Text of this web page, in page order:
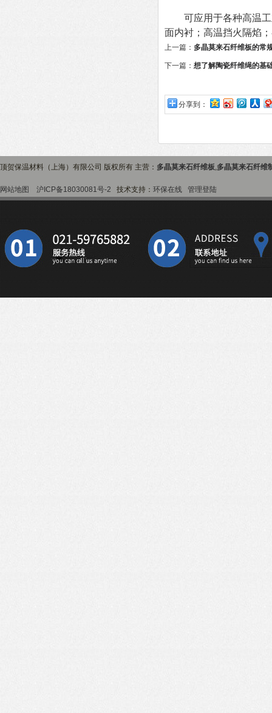
可应用于各种高温工
面内衬；高温挡火隔焰
上一篇： 多晶莫来石纤维板的常
下一篇： 想了解陶瓷纤维绳的基
分享到：
顶贺保温材料（上海）有限公司 版权所有 主营： 多晶莫来石纤维板,多晶莫来石纤维
网站地图 沪ICP备18030081号-2 技术支持： 环保在线 管理登陆